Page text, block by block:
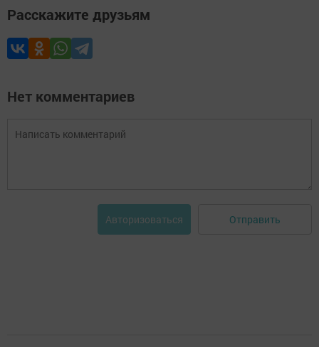
Расскажите друзьям
Нет комментариев
Авторизоваться Отправить